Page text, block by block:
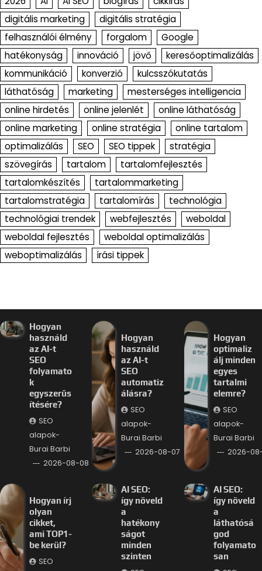
digitális marketing
digitális stratégia
felhasználói élmény
forgalom
Google
hatékonyság
innováció jövő
keresőoptimalizálás
kommunikáció
konverzió
kulcsszókutatás
láthatóság
marketing
mesterséges intelligencia
online hirdetés
online jelenlét
online láthatóság
online marketing
online stratégia
online tartalom
optimalizálás
SEO SEO tippek
stratégia
szövegírás
tartalom
tartalomfejlesztés
tartalomkészítés
tartalommarketing
tartalomstratégia
tartalomírás
technológia
technológiai trendek
webfejlesztés
weboldal
weboldal fejlesztés
weboldal optimalizálás
weboptimalizálás
írási tippek
Hogyan
használd
az AI-t
SEO
folyamato
k
egyszerűs
ítésére?
SEO
alapok-
Burai Barbi
2026-08-08
Hogyan
használd
az AI-t
SEO
automatiz
álásra?
SEO
alapok-
Burai Barbi
2026-08-07
Hogyan
optimaliz
álj minden
egyes
tartalmi
elemre?
SEO
alapok-
Burai Barbi
2026-
Hogyan írj
olyan
cikket,
ami TOP1-
be kerül?
SEO
AI SEO:
így növeld
a
hatékony
ságot
minden
szinten
AI SEO:
így növeld
a
láthatósá
god
folyamato
san